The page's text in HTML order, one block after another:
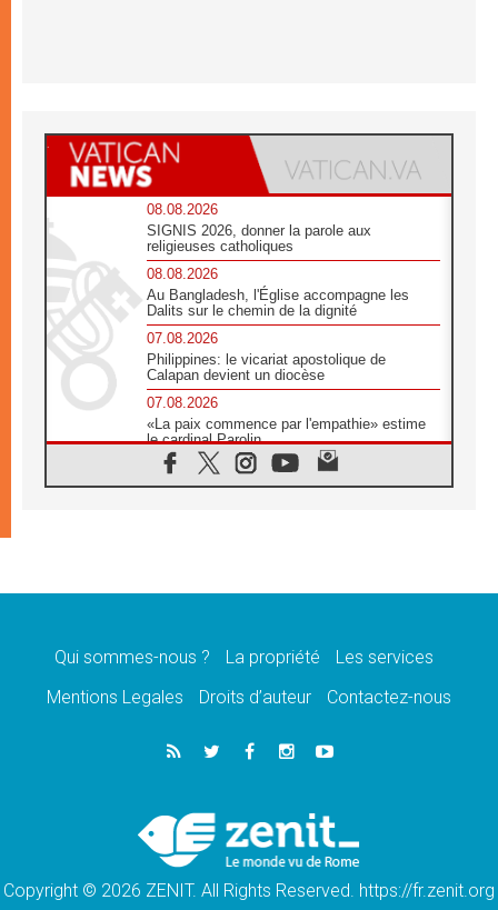
08.08.2026
SIGNIS 2026, donner la parole aux
religieuses catholiques
08.08.2026
Au Bangladesh, l'Église accompagne les
Dalits sur le chemin de la dignité
07.08.2026
Philippines: le vicariat apostolique de
Calapan devient un diocèse
07.08.2026
«La paix commence par l'empathie» estime
le cardinal Parolin
07.08.2026
En Colombie, «la paix ne s'achète pas avec
07.08.2026
07.08.2026
en France
Cardinal Rossi: «La venue du Pape Léon en
Argentine est un hommage à François»
Hiroshima et Nagasaki, 81 ans après,
lancement des «dix jours de prière pour la
paix»
Qui sommes-nous ? La propriété
Les services
Mentions Legales
Droits d’auteur Contactez-nous
Copyright © 2026 ZENIT. All Rights Reserved. https://fr.zenit.org